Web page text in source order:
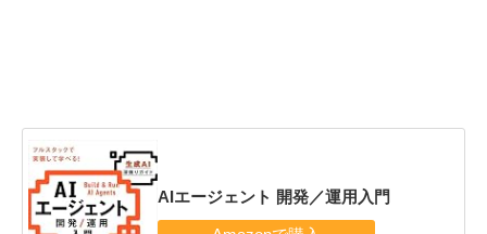
AIエージェント 開発／運用入門